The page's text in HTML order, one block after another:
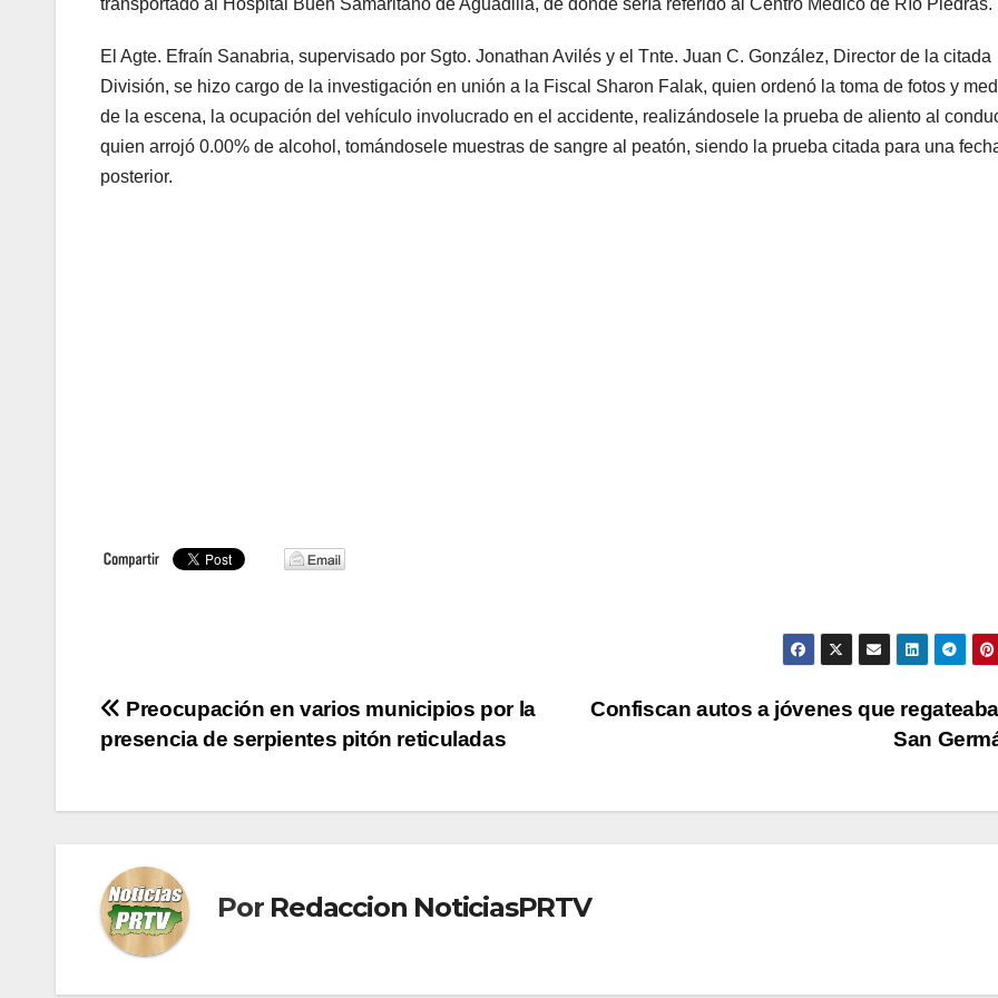
transportado al Hospital Buen Samaritano de Aguadilla, de donde sería referido al Centro Médico de Río Piedras.
El Agte. Efraín Sanabria, supervisado por Sgto. Jonathan Avilés y el Tnte. Juan C. González, Director de la citada
División, se hizo cargo de la investigación en unión a la Fiscal Sharon Falak, quien ordenó la toma de fotos y
de la escena, la ocupación del vehículo involucrado en el accidente, realizándosele la prueba de aliento al
quien arrojó 0.00% de alcohol, tomándosele muestras de sangre al peatón, siendo la prueba citada para una
posterior.
Navegación
de
entradas
Confiscan autos a jóvenes que
San
Preocupación en varios municipios por la
presencia de serpientes pitón reticuladas
Por Redaccion NoticiasPRTV